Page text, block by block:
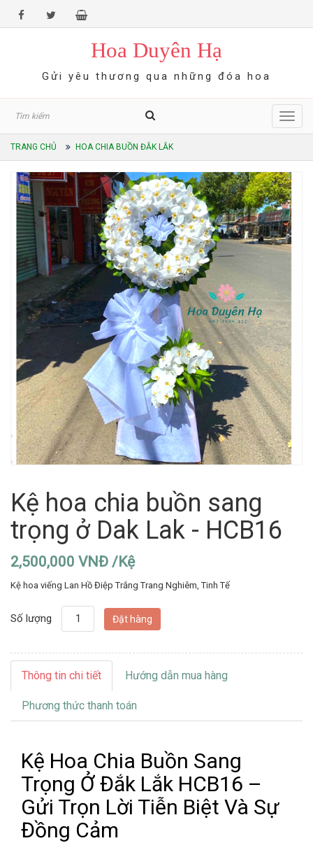
Hoa Duyên Hạ
Gửi yêu thương qua những đóa hoa
TRANG CHỦ HOA CHIA BUỒN ĐẮK LẮK
Kệ hoa chia buồn sang
trọng ở Dak Lak - HCB16
2,500,000 VNĐ /Kệ
Kệ hoa viếng Lan Hồ Điệp Trắng Trang Nghiêm, Tinh Tế
Số lượng
Thông tin chi tiết Hướng dẫn mua hàng
Phương thức thanh toán
Kệ Hoa Chia Buồn Sang
Trọng Ở Đắk Lắk HCB16 –
Gửi Trọn Lời Tiễn Biệt Và Sự
Đồng Cảm